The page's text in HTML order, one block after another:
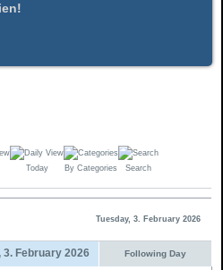
Today By Categories Search
Tuesday, 3. February 2026
3. February 2026 Following Day